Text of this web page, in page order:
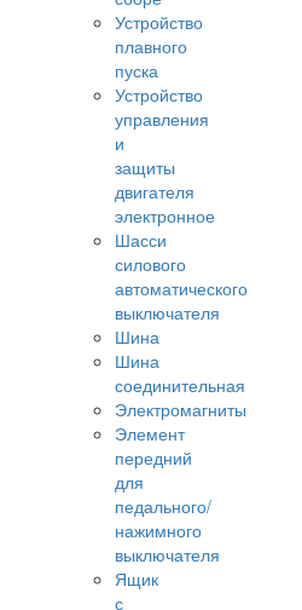
Устройство
плавного
пуска
Устройство
управления
и
защиты
двигателя
электронное
Шасси
силового
автоматического
выключателя
Шина
Шина
соединительная
Электромагниты
Элемент
передний
для
педального/
нажимного
выключателя
Ящик
с